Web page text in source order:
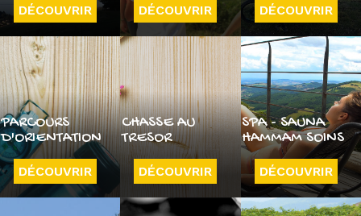
DÉCOUVRIR DÉCOUVRIR DÉCOUVRIR
PARCOURS
D'ORIENTATION
DÉCOUVRIR
CHASSE AU
TRESOR
DÉCOUVRIR
SPA - SAUNA
HAMMAM SOINS
DÉCOUVRIR